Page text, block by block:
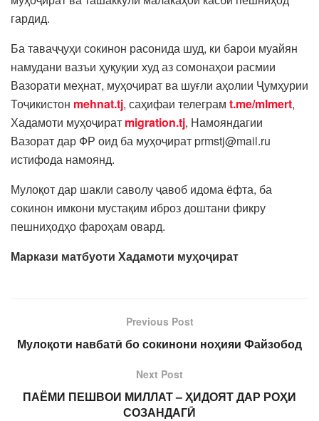
гардид.
Ба таваҷҷуҳи сокинон расонида шуд, ки барои муайян
намудани вазъи ҳуқуқии худ аз сомонаҳои расмии
Вазорати меҳнат, муҳоҷират ва шуғли аҳолии Ҷумҳурии
Тоҷикистон mehnat.tj, саҳифаи телеграм t.me/mlmert,
Хадамоти муҳоҷират migration.tj, Намояндагии
Вазорат дар ФР оид ба муҳоҷират prmstj@mail.ru
истифода намоянд.
Мулоқот дар шакли саволу ҷавоб идома ёфта, ба
сокинон имкони мустақим иброз доштани фикру
пешниҳодҳо фароҳам овард.
Маркази матбуоти Хадамоти муҳоҷират
Previous Post
Мулоқоти навбатӣ бо сокинони ноҳияи Файзобод
Next Post
ПАЁМИ ПЕШВОИ МИЛЛАТ – ҲИДОЯТ ДАР РОҲИ
СОЗАНДАГӢ